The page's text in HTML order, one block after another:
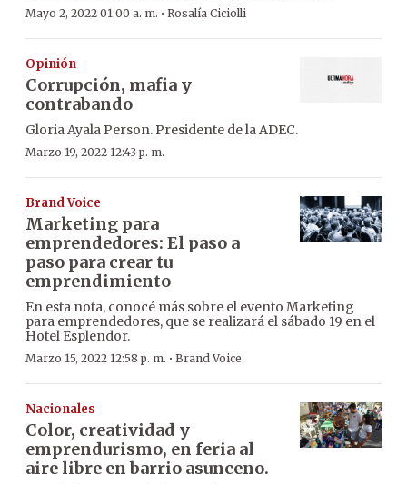
Mayo 2, 2022 01:00 a. m. · Rosalía Ciciolli
Opinión
Corrupción, mafia y
contrabando
Gloria Ayala Person. Presidente de la ADEC.
Marzo 19, 2022 12:43 p. m.
Brand Voice
Marketing para
emprendedores: El paso a
paso para crear tu
emprendimiento
En esta nota, conocé más sobre el evento Marketing
para emprendedores, que se realizará el sábado 19 en el
Hotel Esplendor.
Marzo 15, 2022 12:58 p. m. · Brand Voice
Nacionales
Color, creatividad y
emprendurismo, en feria al
aire libre en barrio asunceno.